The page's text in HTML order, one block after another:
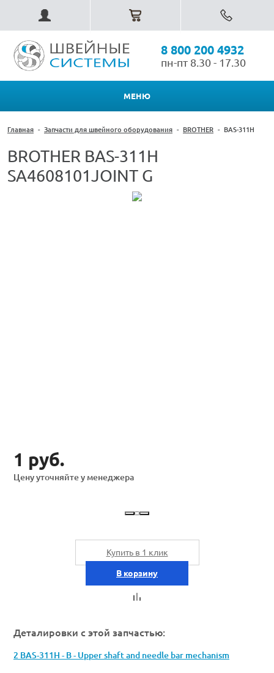
8 800 200 4932
пн-пт 8.30 - 17.30
МЕНЮ
Главная - Запчасти для швейного оборудования - BROTHER - BAS-311H
BROTHER BAS-311H
SA4608101JOINT G
1 руб.
Цену уточняйте у менеджера
Купить в 1 клик
В корзину
Деталировки с этой запчастью:
2 BAS-311H - B - Upper shaft and needle bar mechanism